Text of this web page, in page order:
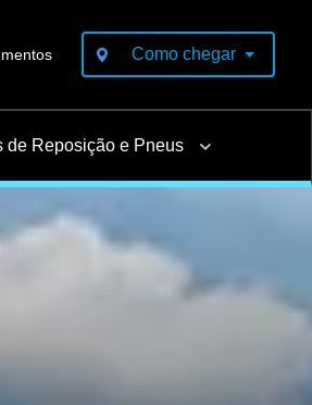
Como chegar
de Reposição e Pneus